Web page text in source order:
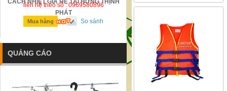
CÁCH NHIỆT GIÁ RẺ TẠI HƯNG THỊNH
PHÁT
liên hệ theo số : 0969580896
Mua hàng So sánh
liên hệ theo số : 0969580896
QUẢNG CÁO